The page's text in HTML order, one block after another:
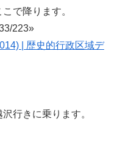
で降ります。
223»
| 歴史的行政区域デ
行きに乗ります。